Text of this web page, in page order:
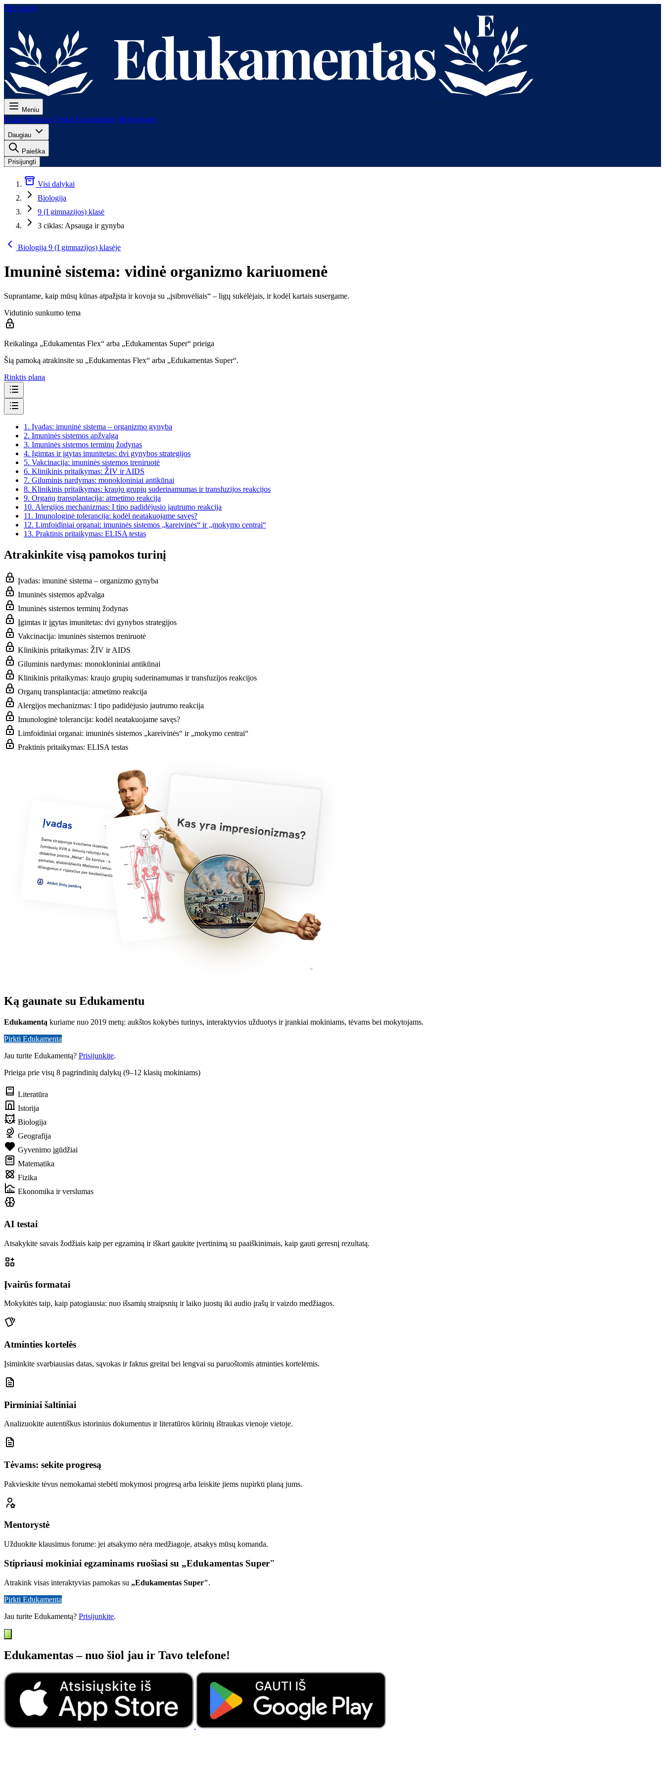
Eiti į turinį
Meniu
Kaina Pamokos Testai Egzaminams Mokytojams
Daugiau
Paieška
Prisijungti
Visi dalykai
Biologija
9 (I gimnazijos) klasė
3 ciklas: Apsauga ir gynyba
Biologija 9 (I gimnazijos) klasėje
Imuninė sistema: vidinė organizmo kariuomenė
Suprantame, kaip mūsų kūnas atpažįsta ir kovoja su „įsibrovėliais“ – ligų sukėlėjais, ir kodėl kartais susergame.
Vidutinio sunkumo tema
Reikalinga „Edukamentas Flex“ arba „Edukamentas Super“ prieiga
Šią pamoką atrakinsite su „Edukamentas Flex“ arba „Edukamentas Super“.
Rinktis planą
1. Įvadas: imuninė sistema – organizmo gynyba
2. Imuninės sistemos apžvalga
3. Imuninės sistemos terminų žodynas
4. Įgimtas ir įgytas imunitetas: dvi gynybos strategijos
5. Vakcinacija: imuninės sistemos treniruotė
6. Klinikinis pritaikymas: ŽIV ir AIDS
7. Giluminis nardymas: monokloniniai antikūnai
8. Klinikinis pritaikymas: kraujo grupių suderinamumas ir transfuzijos reakcijos
9. Organų transplantacija: atmetimo reakcija
10. Alergijos mechanizmas: I tipo padidėjusio jautrumo reakcija
11. Imunologinė tolerancija: kodėl neatakuojame savęs?
12. Limfoidiniai organai: imuninės sistemos „kareivinės“ ir „mokymo centrai“
13. Praktinis pritaikymas: ELISA testas
Atrakinkite visą pamokos turinį
Įvadas: imuninė sistema – organizmo gynyba
Imuninės sistemos apžvalga
Imuninės sistemos terminų žodynas
Įgimtas ir įgytas imunitetas: dvi gynybos strategijos
Vakcinacija: imuninės sistemos treniruotė
Klinikinis pritaikymas: ŽIV ir AIDS
Giluminis nardymas: monokloniniai antikūnai
Klinikinis pritaikymas: kraujo grupių suderinamumas ir transfuzijos reakcijos
Organų transplantacija: atmetimo reakcija
Alergijos mechanizmas: I tipo padidėjusio jautrumo reakcija
Imunologinė tolerancija: kodėl neatakuojame savęs?
Limfoidiniai organai: imuninės sistemos „kareivinės“ ir „mokymo centrai“
Praktinis pritaikymas: ELISA testas
Ką gaunate su Edukamentu
Edukamentą kuriame nuo 2019 metų: aukštos kokybės turinys, interaktyvios užduotys ir įrankiai mokiniams, tėvams bei mokytojams.
Pirkti Edukamentą
Jau turite Edukamentą? Prisijunkite.
Prieiga prie visų 8 pagrindinių dalykų (9–12 klasių mokiniams)
Literatūra
Istorija
Biologija
Geografija
Gyvenimo įgūdžiai
Matematika
Fizika
Ekonomika ir verslumas
AI testai
Atsakykite savais žodžiais kaip per egzaminą ir iškart gaukite įvertinimą su paaiškinimais, kaip gauti geresnį rezultatą.
Įvairūs formatai
Mokykitės taip, kaip patogiausia: nuo išsamių straipsnių ir laiko juostų iki audio įrašų ir vaizdo medžiagos.
Atminties kortelės
Įsiminkite svarbiausias datas, sąvokas ir faktus greitai bei lengvai su paruoštomis atminties kortelėmis.
Pirminiai šaltiniai
Analizuokite autentiškus istorinius dokumentus ir literatūros kūrinių ištraukas vienoje vietoje.
Tėvams: sekite progresą
Pakvieskite tėvus nemokamai stebėti mokymosi progresą arba leiskite jiems nupirkti planą jums.
Mentorystė
Užduokite klausimus forume: jei atsakymo nėra medžiagoje, atsakys mūsų komanda.
Stipriausi mokiniai egzaminams ruošiasi su „Edukamentas Super"
Atrakink visas interaktyvias pamokas su „Edukamentas Super".
Pirkti Edukamentą
Jau turite Edukamentą? Prisijunkite.
Edukamentas – nuo šiol jau ir Tavo telefone!